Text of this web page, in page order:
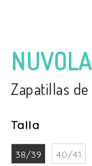
NUVOLA
Zapatillas
Talla
38/39 40/41